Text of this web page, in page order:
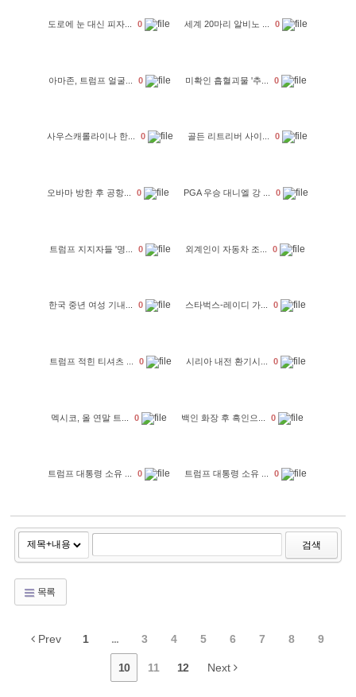
도로에 눈 대신 피자... 0 세계 20마리 알비노 ... 0
아마존, 트럼프 얼굴... 0 미확인 흡혈괴물 '추... 0
사우스캐롤라이나 한... 0 골든 리트리버 사이... 0
오바마 방한 후 공항... 0 PGA 우승 대니엘 강 ... 0
트럼프 지지자들 '명... 0 외계인이 자동차 조... 0
한국 중년 여성 기내... 0 스타벅스-레이디 가... 0
트럼프 적힌 티셔츠 ... 0 시리아 내전 환기시... 0
멕시코, 올 연말 트... 0 백인 화장 후 흑인으... 0
트럼프 대통령 소유 ... 0 트럼프 대통령 소유 ... 0
검색
목록
Prev 1 ... 3 4 5 6 7 8 9
10 11 12 Next